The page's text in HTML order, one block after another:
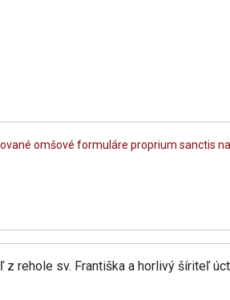
omšové formuláre proprium sanctis
rehole sv. Františka a horlivý šíriteľ